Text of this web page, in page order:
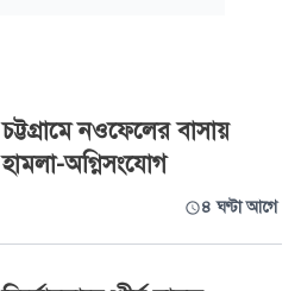
চট্টগ্রামে নওফেলের বাসায়
হামলা-অগ্নিসংযোগ
৪ ঘণ্টা আগে